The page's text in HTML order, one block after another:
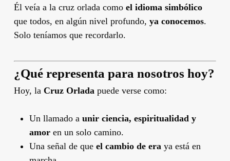
Él veía a la cruz orlada como el idioma simbólico
que todos, en algún nivel profundo, ya conocemos.
Solo teníamos que recordarlo.
¿Qué representa para nosotros hoy?
Hoy, la Cruz Orladapuede verse como:
Un llamado a unir ciencia, espiritualidad y
amoren un solo camino.
Una señal de que el cambio de eraya está en